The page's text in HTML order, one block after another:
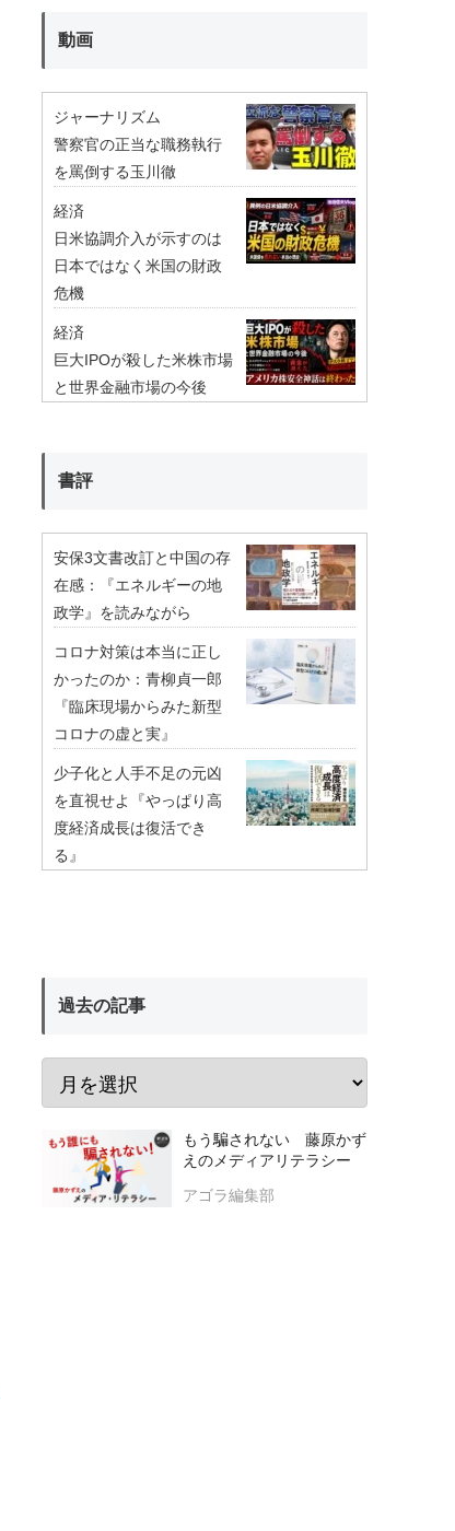
動画
ジャーナリズム
警察官の正当な職務執行
を罵倒する玉川徹
経済
日米協調介入が示すのは
日本ではなく米国の財政
危機
経済
巨大IPOが殺した米株市場
と世界金融市場の今後
書評
安保3文書改訂と中国の存
在感：『エネルギーの地
政学』を読みながら
コロナ対策は本当に正し
かったのか：青柳貞一郎
『臨床現場からみた新型
コロナの虚と実』
少子化と人手不足の元凶
を直視せよ『やっぱり高
度経済成長は復活でき
る』
過去の記事
もう騙されない 藤原かず
えのメディアリテラシー
アゴラ編集部